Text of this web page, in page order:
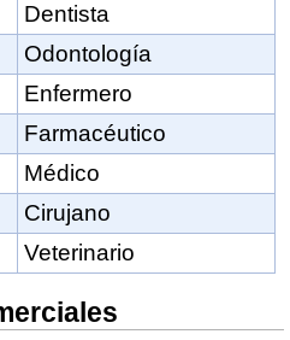
Dentista
Odontología
Enfermero
Farmacéutico
Médico
Cirujano
Veterinario